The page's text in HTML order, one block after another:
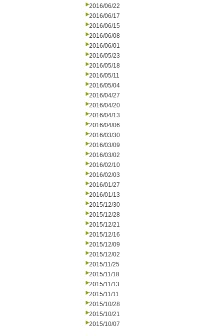
2016/06/22
2016/06/17
2016/06/15
2016/06/08
2016/06/01
2016/05/23
2016/05/18
2016/05/11
2016/05/04
2016/04/27
2016/04/20
2016/04/13
2016/04/06
2016/03/30
2016/03/09
2016/03/02
2016/02/10
2016/02/03
2016/01/27
2016/01/13
2015/12/30
2015/12/28
2015/12/21
2015/12/16
2015/12/09
2015/12/02
2015/11/25
2015/11/18
2015/11/13
2015/11/11
2015/10/28
2015/10/21
2015/10/07